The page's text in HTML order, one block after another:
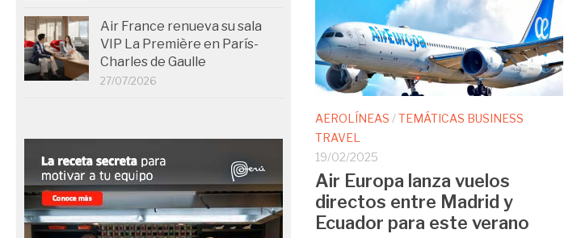
AEROLÍNEAS /TEMÁTICAS BUSINESS
TRAVEL
19/02/2025
Air Europa lanza vuelos
directos entre Madrid y
Ecuador para este verano
Air France renueva su sala
VIP La Première en París-
Charles de Gaulle
27/07/2026